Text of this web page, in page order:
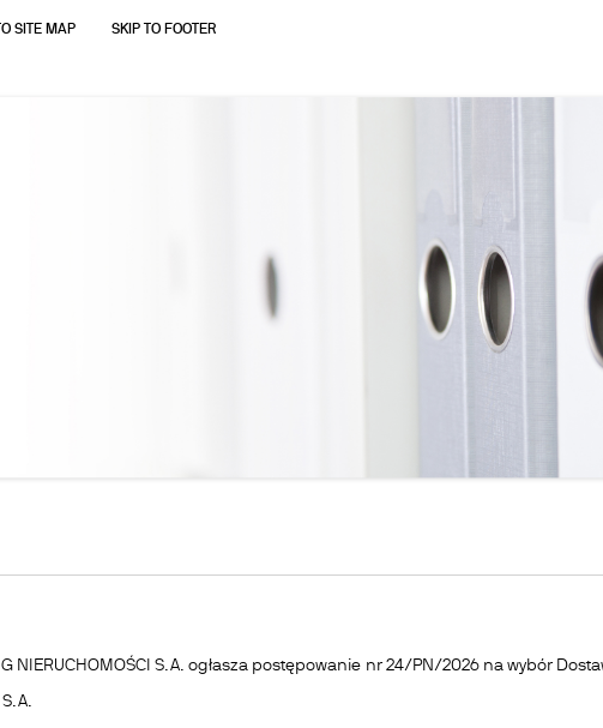
SITE MAP SKIP TO FOOTER
NIERUCHOMOŚCI S.A. ogłasza postępowanie nr 24/PN/2026 na wybór